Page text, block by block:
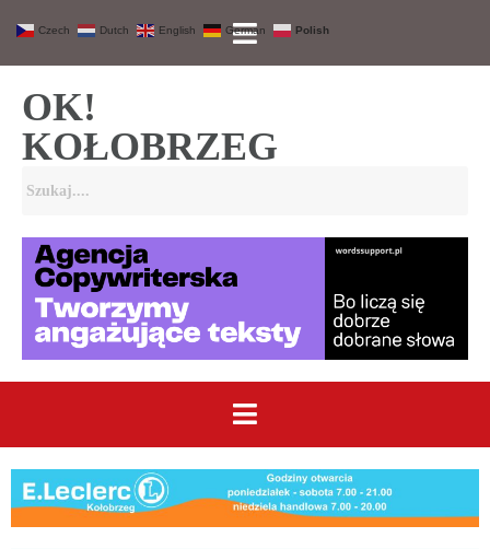
OK!
KOŁOBRZEG
Czech Dutch English German Polish